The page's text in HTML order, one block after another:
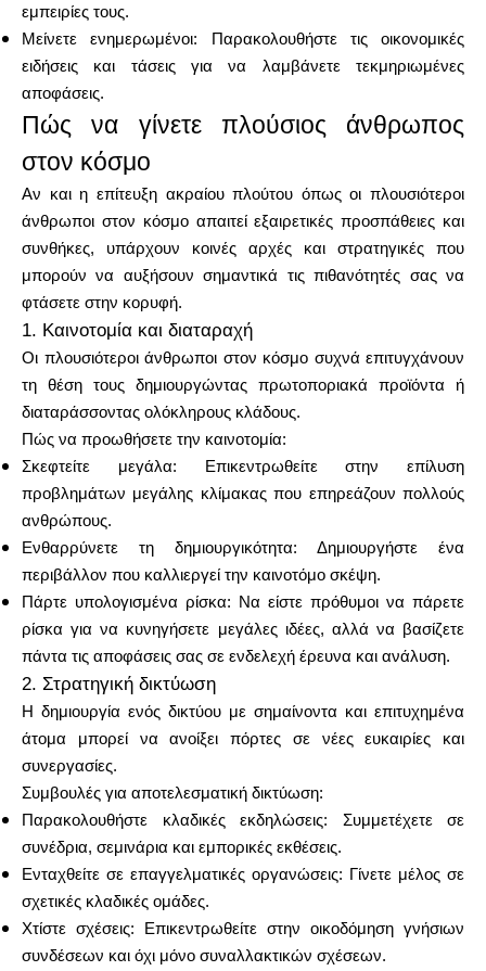
εμπειρίες τους.
Μείνετε ενημερωμένοι: Παρακολουθήστε τις οικονομικές
ειδήσεις και τάσεις για να λαμβάνετε τεκμηριωμένες
αποφάσεις.
Πώς να γίνετε πλούσιος άνθρωπος
στον κόσμο
Αν και η επίτευξη ακραίου πλούτου όπως οι πλουσιότεροι
άνθρωποι στον κόσμο απαιτεί εξαιρετικές προσπάθειες και
συνθήκες, υπάρχουν κοινές αρχές και στρατηγικές που
μπορούν να αυξήσουν σημαντικά τις πιθανότητές σας να
φτάσετε στην κορυφή.
1. Καινοτομία και διαταραχή
Οι πλουσιότεροι άνθρωποι στον κόσμο συχνά επιτυγχάνουν
τη θέση τους δημιουργώντας πρωτοποριακά προϊόντα ή
διαταράσσοντας ολόκληρους κλάδους.
Πώς να προωθήσετε την καινοτομία:
Σκεφτείτε μεγάλα: Επικεντρωθείτε στην επίλυση
προβλημάτων μεγάλης κλίμακας που επηρεάζουν πολλούς
ανθρώπους.
Ενθαρρύνετε τη δημιουργικότητα: Δημιουργήστε ένα
περιβάλλον που καλλιεργεί την καινοτόμο σκέψη.
Πάρτε υπολογισμένα ρίσκα: Να είστε πρόθυμοι να πάρετε
ρίσκα για να κυνηγήσετε μεγάλες ιδέες, αλλά να βασίζετε
πάντα τις αποφάσεις σας σε ενδελεχή έρευνα και ανάλυση.
2. Στρατηγική δικτύωση
Η δημιουργία ενός δικτύου με σημαίνοντα και επιτυχημένα
άτομα μπορεί να ανοίξει πόρτες σε νέες ευκαιρίες και
συνεργασίες.
Συμβουλές για αποτελεσματική δικτύωση:
Παρακολουθήστε κλαδικές εκδηλώσεις: Συμμετέχετε σε
συνέδρια, σεμινάρια και εμπορικές εκθέσεις.
Ενταχθείτε σε επαγγελματικές οργανώσεις: Γίνετε μέλος σε
σχετικές κλαδικές ομάδες.
Χτίστε σχέσεις: Επικεντρωθείτε στην οικοδόμηση γνήσιων
συνδέσεων και όχι μόνο συναλλακτικών σχέσεων.